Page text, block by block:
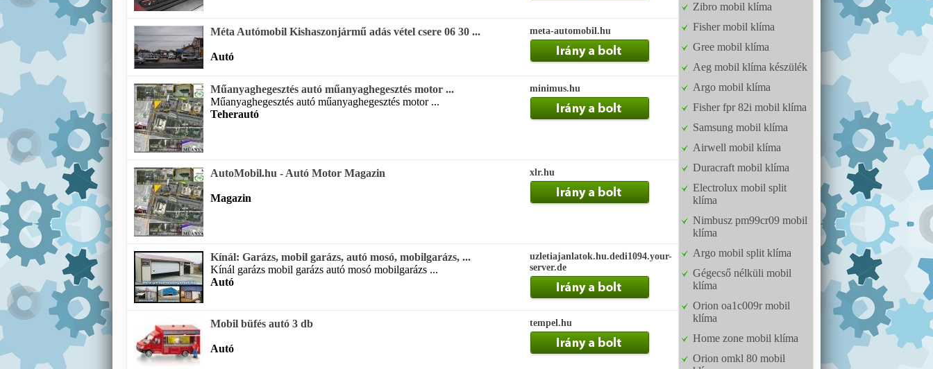
Méta Autómobil Kishaszonjármű adás vétel csere 06 30 ...
Autó
meta-automobil.hu
Műanyaghegesztés autó műanyaghegesztés motor ...
Műanyaghegesztés autó műanyaghegesztés motor ...
Teherautó
minimus.hu
AutoMobil.hu - Autó Motor Magazin
Magazin
xlr.hu
Kínál: Garázs, mobil garázs, autó mosó, mobilgarázs, ...
Kínál garázs mobil garázs autó mosó mobilgarázs ...
Autó
uzletiajanlatok.hu.dedi1094.your-
server.de
Mobil büfés autó 3 db
Autó
tempel.hu
Zibro mobil klíma
Fisher mobil klíma
Gree mobil klíma
Aeg mobil klíma készülék
Argo mobil klíma
Fisher fpr 82i mobil klíma
Samsung mobil klíma
Airwell mobil klíma
Duracraft mobil klíma
Electrolux mobil split
klíma
Nimbusz pm99cr09 mobil
klíma
Argo mobil split klíma
Gégecső nélküli mobil
klíma
Orion oa1c009r mobil
klíma
Home zone mobil klíma
Orion omkl 80 mobil